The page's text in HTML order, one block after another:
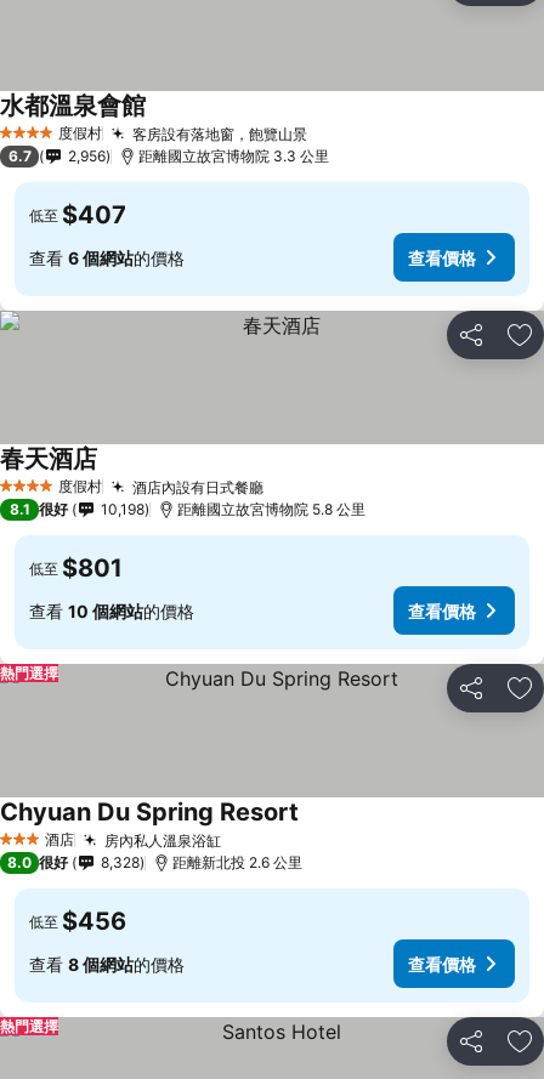
4 星級 度假村 客房設有落地窗，飽覽山景
水都溫泉會館
6.7 2,956 距離國立故宮博物院 3.3 公里
低至 $407
查看 6 個網站的價格 查看價格
分享 放
4 星級 度假村 酒店內設有日式餐廳
春天酒店
8.1 很好 10,198 距離國立故宮博物院 5.8 公里
低至 $801
查看 10 個網站的價格 查看價格
分享 放
熱門選擇
3 星級 酒店 房內私人溫泉浴缸
Chyuan Du Spring Resort
8.0 很好 8,328 距離新北投 2.6 公里
低至 $456
查看 8 個網站的價格 查看價格
分享 放
熱門選擇